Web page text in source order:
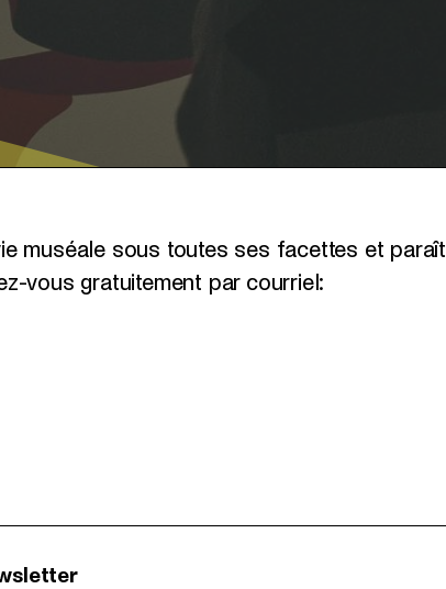
muséale sous toutes ses facettes et paraît
vous gratuitement par courriel: